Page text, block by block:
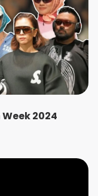
Week 2024